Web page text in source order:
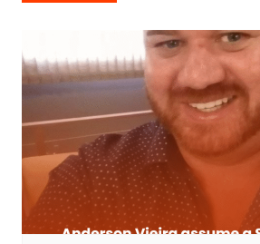
e
g
a
ã
o
d